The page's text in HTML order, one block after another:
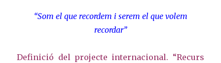
“Som el que recordem i serem el que volem
recordar”
Definició del projecte internacional. “Recurs